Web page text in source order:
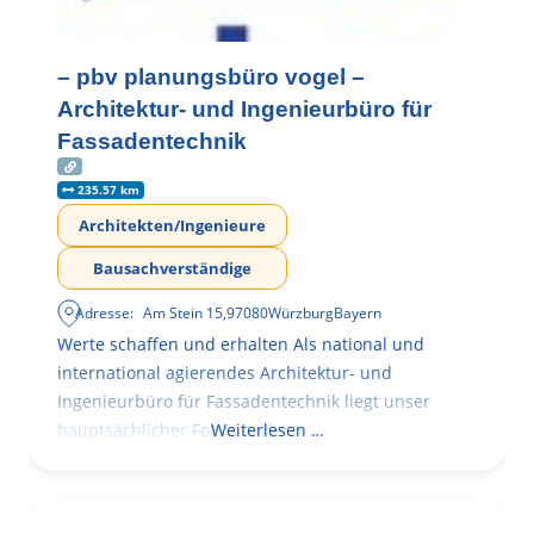
– pbv planungsbüro vogel –
Architektur- und Ingenieurbüro für
Fassadentechnik
235.57 km
Architekten/Ingenieure
Bausachverständige
Adresse: Am Stein 15,97080WürzburgBayern
Werte schaffen und erhalten Als national und
international agierendes Architektur- und
Ingenieurbüro für Fassadentechnik liegt unser
hauptsächlicher Fokus in der
Weiterlesen …